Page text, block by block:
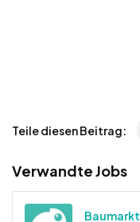
Teile diesen Beitrag:
Verwandte Jobs
Baumarkt